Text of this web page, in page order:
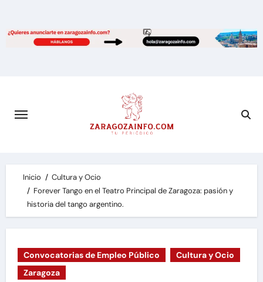
contenido
Inicio
Cultura y Ocio
Forever Tango en el Teatro Principal de Zaragoza: pasión y
historia del tango argentino.
Convocatorias de Empleo Público
Cultura y Ocio
Zaragoza